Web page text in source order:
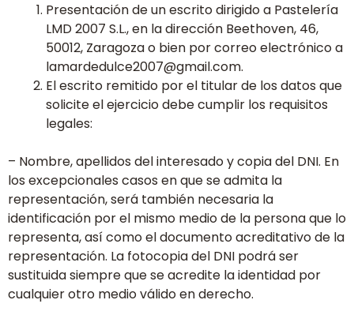
Presentación de un escrito dirigido a Pastelería
LMD 2007 S.L., en la dirección Beethoven, 46,
50012, Zaragoza o bien por correo electrónico a
lamardedulce2007@gmail.com.
El escrito remitido por el titular de los datos que
solicite el ejercicio debe cumplir los requisitos
legales:
– Nombre, apellidos del interesado y copia del DNI. En
los excepcionales casos en que se admita la
representación, será también necesaria la
identificación por el mismo medio de la persona que lo
representa, así como el documento acreditativo de la
representación. La fotocopia del DNI podrá ser
sustituida siempre que se acredite la identidad por
cualquier otro medio válido en derecho.